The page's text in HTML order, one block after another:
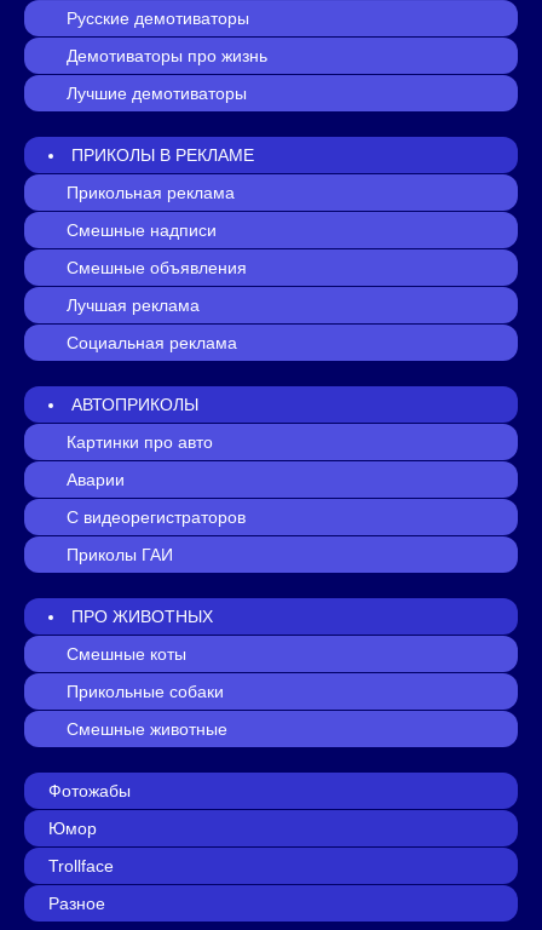
Русские демотиваторы
Демотиваторы про жизнь
Лучшие демотиваторы
ПРИКОЛЫ В РЕКЛАМЕ
Прикольная реклама
Смешные надписи
Смешные объявления
Лучшая реклама
Социальная реклама
АВТОПРИКОЛЫ
Картинки про авто
Аварии
С видеорегистраторов
Приколы ГАИ
ПРО ЖИВОТНЫХ
Смешные коты
Прикольные собаки
Смешные животные
Фотожабы
Юмор
Trollface
Разное